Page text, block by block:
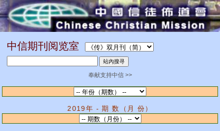
中信期刊阅览室
奉献支持中信 >>
2019年 - 期 数（月 份）